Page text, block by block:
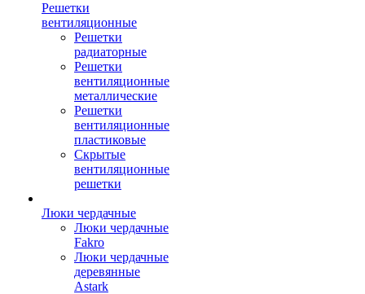
Решетки
вентиляционные
Решетки
радиаторные
Решетки
вентиляционные
металлические
Решетки
вентиляционные
пластиковые
Скрытые
вентиляционные
решетки
Люки чердачные
Люки чердачные
Fakro
Люки чердачные
деревянные
Astark